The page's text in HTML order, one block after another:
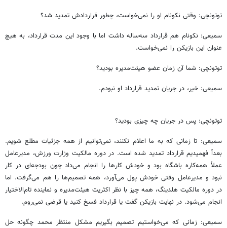
توتونچی: وقتی نکونام او را نمی‌خواست، چطور قراردادش تمدید شد؟
سمیعی: نکونام هم قرارداد سه‌ساله داشت اما با وجود این مدت قرارداد، به هیچ
عنوان این بازیکن را نمی‌خواست.
توتونچی: شما آن زمان عضو هیئت‌مدیره بودید؟
سمیعی: خیر، در جریان تمدید قرارداد او نبودم.
توتونچی: پس در جریان چه چیزی بودید؟
سمیعی: تا زمانی که به ما اعلام نکنند، نمی‌توانیم از همه جزئیات مطلع شویم.
بعداً فهمیدیم قرارداد تمدید شده است. در دوره مالکیت وزارت ورزش، مدیرعامل
عملاً همه‌کاره باشگاه بود و خودش کارها را انجام می‌داد چون بودجه‌ای در کار
نبود و مدیرعامل وقتی خودش پول می‌آورد، همه تصمیم‌ها را هم می‌گرفت. اما
در دوره مالکیت هلدینگ، همه چیز با نظر اکثریت هیئت‌مدیره و نماینده تام‌الاختیار
انجام می‌شود. در نهایت بازیکن گفت یا قرارداد فسخ کنید یا قرضی نمی‌روم.
سمیعی: زمانی که می‌خواستیم تصمیم بگیریم مشکل منتظر محمد چگونه حل